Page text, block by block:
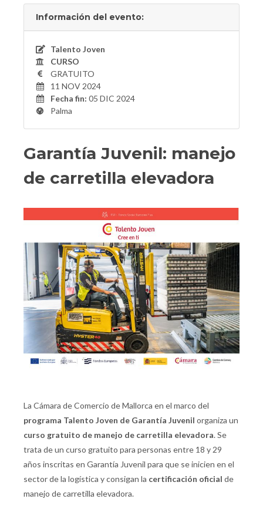
Información del evento:
Talento Joven
CURSO
GRATUITO
11 NOV 2024
Fecha fin: 05 DIC 2024
Palma
Garantía Juvenil: manejo
de carretilla elevadora
La Cámara de Comercio de Mallorca en el marco del
programa Talento Joven de Garantía Juvenil organiza un
curso gratuito de manejo de carretilla elevadora. Se
trata de un curso gratuito para personas entre 18 y 29
años inscritas en Garantía Juvenil para que se inicien en el
sector de la logística y consigan la certificación oficial de
manejo de carretilla elevadora.